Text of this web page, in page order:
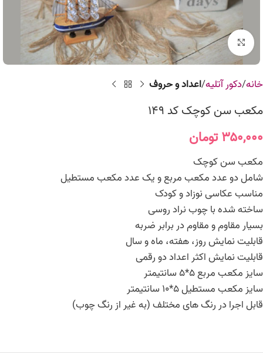
برای بزرگنمایی کلیک کنید
خانه دکور آتلیه اعداد و حروف
مکعب سن کوچک کد 149
۳۵۰,۰۰۰تومان
مکعب سن کوچک
شامل دو عدد مکعب مربع و یک عدد مکعب مستطیل
مناسب عکاسی نوزاد و کودک
ساخته شده با چوب نراد روسی
بسیار مقاوم و مقاوم در برابر ضربه
قابلیت نمایش روز، هفته، ماه و سال
قابلیت نمایش اکثر اعداد دو رقمی
سایز مکعب مربع 5*5 سانتیمتر
سایز مکعب مستطیل 5*10 سانتیمتر
قابل اجرا در رنگ های مختلف (به غیر از رنگ چوب)